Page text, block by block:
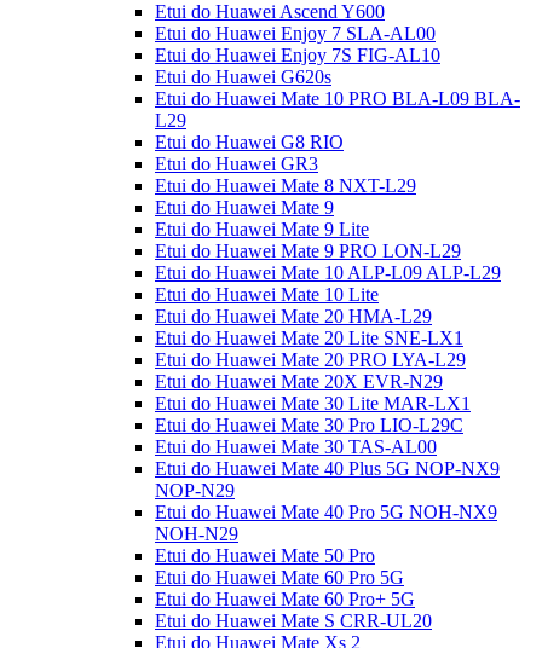
Etui do Huawei Ascend Y600
Etui do Huawei Enjoy 7 SLA-AL00
Etui do Huawei Enjoy 7S FIG-AL10
Etui do Huawei G620s
Etui do Huawei Mate 10 PRO BLA-L09 BLA-
L29
Etui do Huawei G8 RIO
Etui do Huawei GR3
Etui do Huawei Mate 8 NXT-L29
Etui do Huawei Mate 9
Etui do Huawei Mate 9 Lite
Etui do Huawei Mate 9 PRO LON-L29
Etui do Huawei Mate 10 ALP-L09 ALP-L29
Etui do Huawei Mate 10 Lite
Etui do Huawei Mate 20 HMA-L29
Etui do Huawei Mate 20 Lite SNE-LX1
Etui do Huawei Mate 20 PRO LYA-L29
Etui do Huawei Mate 20X EVR-N29
Etui do Huawei Mate 30 Lite MAR-LX1
Etui do Huawei Mate 30 Pro LIO-L29C
Etui do Huawei Mate 30 TAS-AL00
Etui do Huawei Mate 40 Plus 5G NOP-NX9
NOP-N29
Etui do Huawei Mate 40 Pro 5G NOH-NX9
NOH-N29
Etui do Huawei Mate 50 Pro
Etui do Huawei Mate 60 Pro 5G
Etui do Huawei Mate 60 Pro+ 5G
Etui do Huawei Mate S CRR-UL20
Etui do Huawei Mate Xs 2